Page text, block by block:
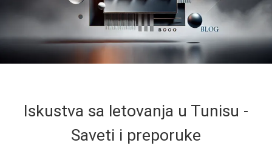
Iskustva sa letovanja u Tunisu -
Saveti i preporuke